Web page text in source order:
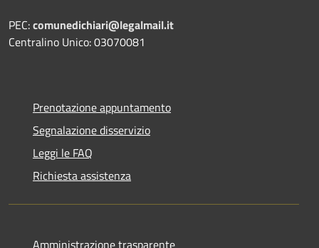
PEC:comunedichiari@legalmail.it
Centralino Unico: 03070081
Prenotazione appuntamento
Segnalazione disservizio
Leggi le FAQ
Richiesta assistenza
Amministrazione trasparente